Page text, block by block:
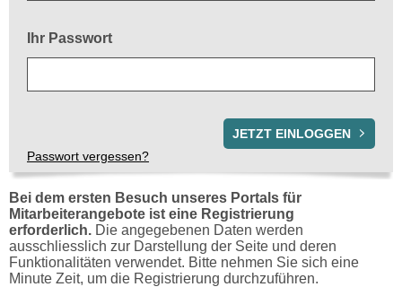
Ihr Passwort
Passwort vergessen?
Bei dem ersten Besuch unseres Portals für
Mitarbeiterangebote ist eine Registrierung
erforderlich. Die angegebenen Daten werden
ausschliesslich zur Darstellung der Seite und deren
Funktionalitäten verwendet. Bitte nehmen Sie sich eine
Minute Zeit, um die Registrierung durchzuführen.